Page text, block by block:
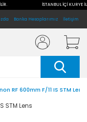
İSTANBUL İÇİ KURYE
Banka Hesaplarımız İletişim
RF 600mm F/11 IS STM Lens